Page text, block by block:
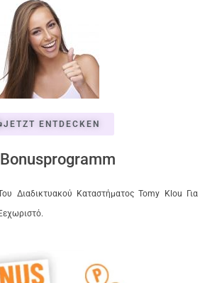
JETZT ENTDECKEN
Διαδικτυακού Καταστήματος Tomy Klou Για